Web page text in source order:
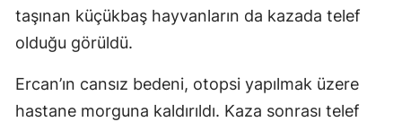
taşınan küçükbaş hayvanların da kazada telef
olduğu görüldü.
Ercan’ın cansız bedeni, otopsi yapılmak üzere
hastane morguna kaldırıldı. Kaza sonrası telef